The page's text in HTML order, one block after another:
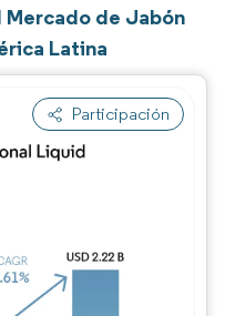
Mercado de Jabón
Latina
Participación